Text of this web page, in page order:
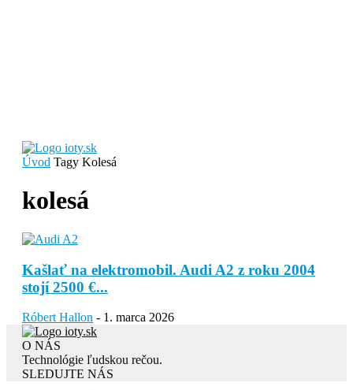
Úvod Tagy Kolesá
kolesá
Kašlať na elektromobil. Audi A2 z roku 2004
stojí 2500 €...
Róbert Hallon - 1. marca 2026
O NÁS
Technológie ľudskou rečou.
SLEDUJTE NÁS